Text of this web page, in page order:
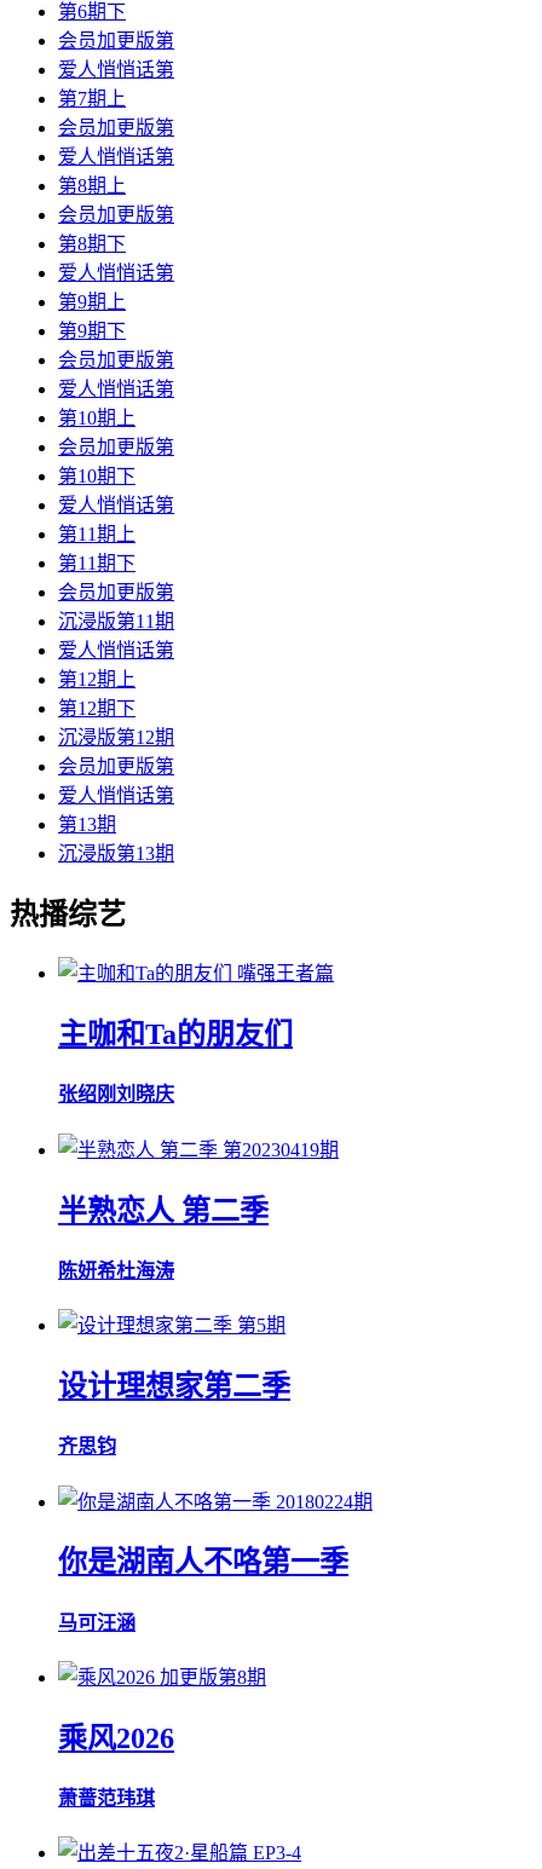
第6期下
会员加更版第
爱人悄悄话第
第7期上
会员加更版第
爱人悄悄话第
第8期上
会员加更版第
第8期下
爱人悄悄话第
第9期上
第9期下
会员加更版第
爱人悄悄话第
第10期上
会员加更版第
第10期下
爱人悄悄话第
第11期上
第11期下
会员加更版第
沉浸版第11期
爱人悄悄话第
第12期上
第12期下
沉浸版第12期
会员加更版第
爱人悄悄话第
第13期
沉浸版第13期
热播综艺
嘴强王者篇
主咖和Ta的朋友们
张绍刚刘晓庆
第20230419期
半熟恋人 第二季
陈妍希杜海涛
第5期
设计理想家第二季
齐思钧
20180224期
你是湖南人不咯第一季
马可汪涵
加更版第8期
乘风2026
萧蔷范玮琪
EP3-4